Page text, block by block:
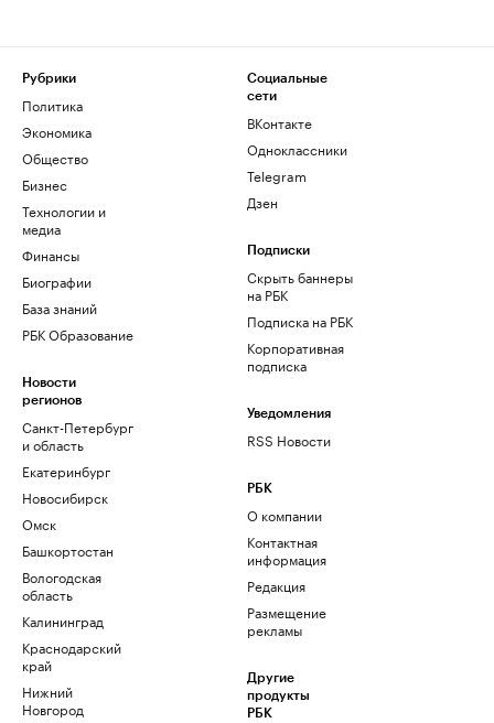
Рубрики
Политика
Экономика
Общество
Бизнес
Технологии и
медиа
Финансы
Биографии
База знаний
РБК Образование
Новости
регионов
Санкт-Петербург
и область
Екатеринбург
Новосибирск
Омск
Башкортостан
Вологодская
область
Калининград
Краснодарский
край
Нижний
Новгород
Социальные
сети
ВКонтакте
Одноклассники
Telegram
Дзен
Подписки
Скрыть баннеры
на РБК
Подписка на РБК
Корпоративная
подписка
Уведомления
RSS Новости
РБК
О компании
Контактная
информация
Редакция
Размещение
рекламы
Другие
продукты
РБК